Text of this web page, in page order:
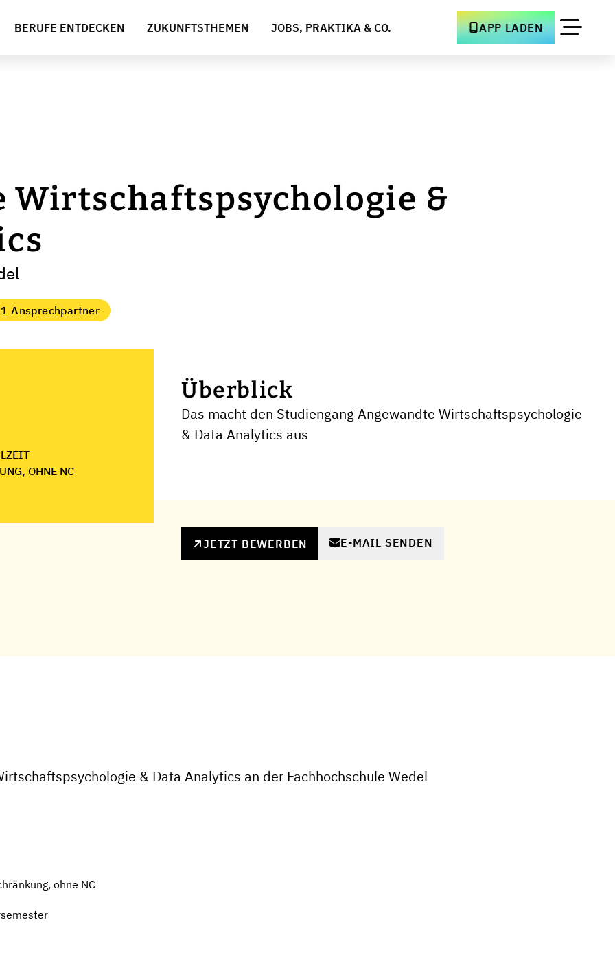
BERUFE ENTDECKEN ZUKUNFTSTHEMEN JOBS, PRAKTIKA & CO. APP LADEN
Wirtschaftspsychologie &
1 Ansprechpartner
OHNE NC
Überblick
Das macht den Studiengang Angewandte Wirtschaftspsychologie
& Data Analytics aus
JETZT BEWERBEN E-MAIL SENDEN
& Data Analytics an der Fachhochschule Wedel
ohne NC